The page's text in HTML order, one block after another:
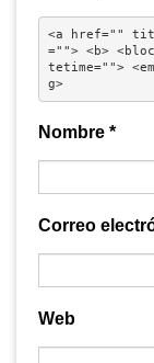
<a href=""
=""> <b>
tetime="">
g>
Nombre *
Correo
Web